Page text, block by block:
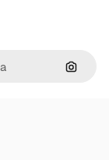
Cerca